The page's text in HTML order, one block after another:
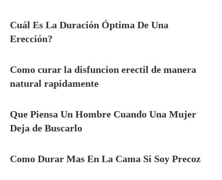
Cuál Es La Duración Óptima De Una
Erección?
Como curar la disfuncion erectil de manera
natural rapidamente
Que Piensa Un Hombre Cuando Una Mujer
Deja de Buscarlo
Como Durar Mas En La Cama Si Soy Precoz